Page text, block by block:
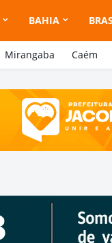
BAHIA
Mirangaba Caém